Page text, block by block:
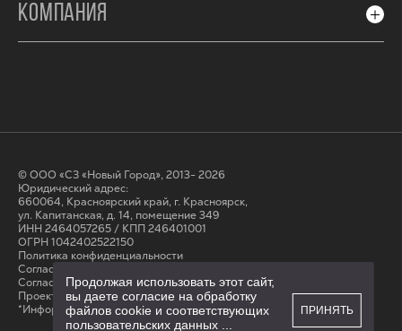
КОМПАНИЯ
© ООО «СЗ «Новый Город», 2013- 2026
Юридический адрес:
660064, Красноярский край, г. Красноярск,
ул. Капитанская, д. 14, помещение 349
ИНН 2464057265 / КПП 246401001
ОГРН 1042402522150
Политика конфиденциальности
Согласие на обработку персональных данных
Cогласие на получение рассылки
Проектные декларации на сайте наш.дом.рф
*Информация на сайте не является публичной офертой
Продолжая использовать этот сайт,
вы даете согласие на обработку
файлов cookie и соответствующих
пользовательских данных
ПРИНЯТЬ